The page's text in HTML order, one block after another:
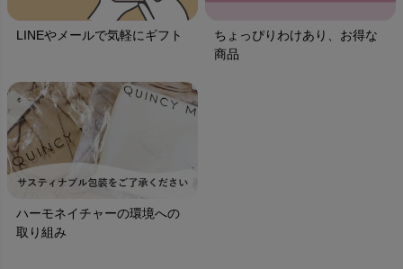
LINEやメールで気軽にギフト
ちょっぴりわけあり、お得な
商品
ハーモネイチャーの環境への
取り組み